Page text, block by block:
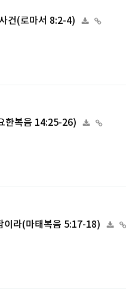
건(로마서 8:2-4)
한복음 14:25-26)
이라(마태복음 5:17-18)